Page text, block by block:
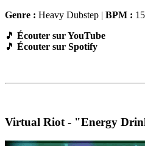
Genre : Heavy Dubstep | BPM :
🎵 Écouter sur YouTube
🎵 Écouter sur Spotify
Virtual Riot - "Energy